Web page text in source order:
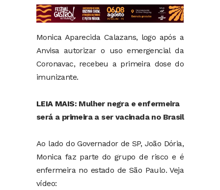
Monica Aparecida Calazans, logo após a
Anvisa autorizar o uso emergencial da
Coronavac, recebeu a primeira dose do
imunizante.
LEIA MAIS: Mulher negra e enfermeira
será a primeira a ser vacinada no Brasil
Ao lado do Governador de SP, João Dória,
Monica faz parte do grupo de risco e é
enfermeira no estado de São Paulo. Veja
vídeo: